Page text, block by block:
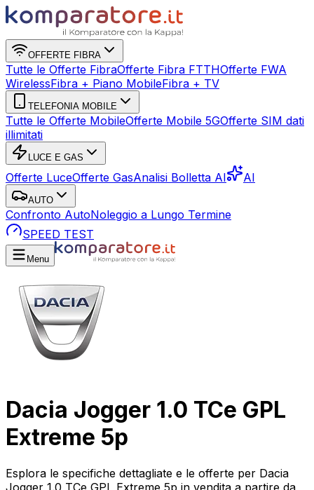
OFFERTE FIBRA
Tutte le Offerte FibraOfferte Fibra FTTHOfferte FWA
WirelessFibra + Piano MobileFibra + TV
TELEFONIA MOBILE
Tutte le Offerte MobileOfferte Mobile 5GOfferte SIM dati
illimitati
LUCE E GAS
Offerte LuceOfferte GasAnalisi Bolletta AI AI
AUTO
Confronto AutoNoleggio a Lungo Termine
SPEED TEST
Menu
Dacia Jogger 1.0 TCe GPL
Extreme 5p
Esplora le specifiche dettagliate e le offerte per Dacia
Jogger 1.0 TCe GPL Extreme 5p in vendita a partire da